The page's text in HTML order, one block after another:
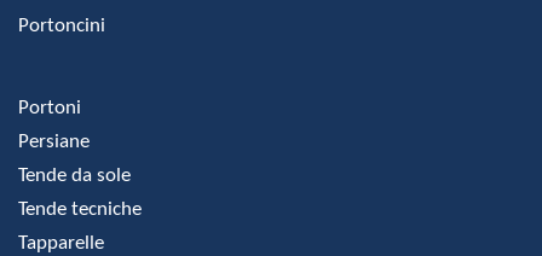
Portoncini
Portoni
Persiane
Tende da sole
Tende tecniche
Tapparelle